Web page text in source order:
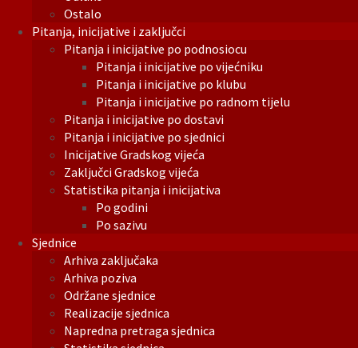
Ostalo
Pitanja, inicijative i zaključci
Pitanja i inicijative po podnosiocu
Pitanja i inicijative po vijećniku
Pitanja i inicijative po klubu
Pitanja i inicijative po radnom tijelu
Pitanja i inicijative po dostavi
Pitanja i inicijative po sjednici
Inicijative Gradskog vijeća
Zaključci Gradskog vijeća
Statistika pitanja i inicijativa
Po godini
Po sazivu
Sjednice
Arhiva zaključaka
Arhiva poziva
Održane sjednice
Realizacije sjednica
Napredna pretraga sjednica